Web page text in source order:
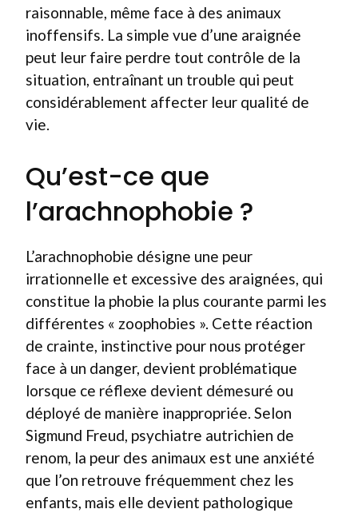
raisonnable, même face à des animaux
inoffensifs. La simple vue d’une araignée
peut leur faire perdre tout contrôle de la
situation, entraînant un trouble qui peut
considérablement affecter leur qualité de
vie.
Qu’est-ce que
l’arachnophobie ?
L’arachnophobie désigne une peur
irrationnelle et excessive des araignées, qui
constitue la phobie la plus courante parmi les
différentes « zoophobies ». Cette réaction
de crainte, instinctive pour nous protéger
face à un danger, devient problématique
lorsque ce réflexe devient démesuré ou
déployé de manière inappropriée. Selon
Sigmund Freud, psychiatre autrichien de
renom, la peur des animaux est une anxiété
que l’on retrouve fréquemment chez les
enfants, mais elle devient pathologique